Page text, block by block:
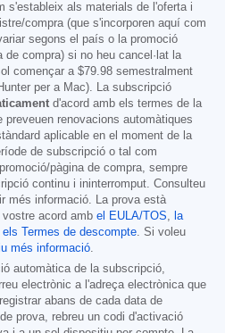
s'estableix als materials de l'oferta i
compra (que s'incorporen aquí com
segons el país o la promoció
compra) si no heu cancel·lat la
començar a $79.98 semestralment
per a Mac). La subscripció
d'acord amb els termes de la
preveuen renovacions automàtiques
aplicable en el moment de la
de subscripció o tal com
pàgina de compra, sempre
continu i ininterromput. Consulteu
més informació. La prova està
acord amb el EULA/TOS, la
els Termes de descompte. Si voleu
més informació.
automàtica de la subscripció,
electrònic a l'adreça electrònica que
abans de cada data de
prova, rebreu un codi d'activació